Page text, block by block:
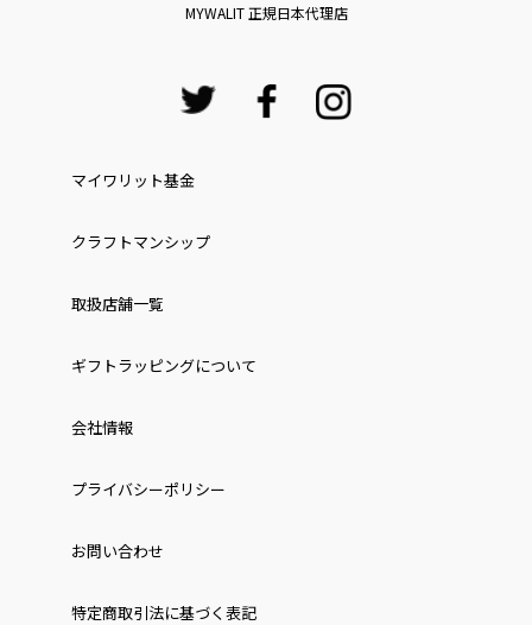
MYWALIT 正規日本代理店
マイワリット基金
クラフトマンシップ
取扱店舗一覧
ギフトラッピングについて
会社情報
プライバシーポリシー
お問い合わせ
特定商取引法に基づく表記